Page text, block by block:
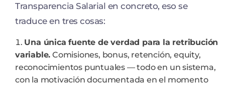
Transparencia Salarial en concreto, eso se
traduce en tres cosas:
Una única fuente de verdad para la retribución
variable. Comisiones, bonus, retención, equity,
reconocimientos puntuales — todo en un sistema,
con la motivación documentada en el momento